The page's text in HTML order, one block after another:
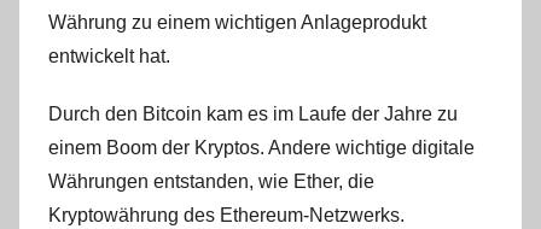
Währung zu einem wichtigen Anlageprodukt
entwickelt hat.
Durch den Bitcoin kam es im Laufe der Jahre zu
einem Boom der Kryptos. Andere wichtige digitale
Währungen entstanden, wie Ether, die
Kryptowährung des Ethereum-Netzwerks.